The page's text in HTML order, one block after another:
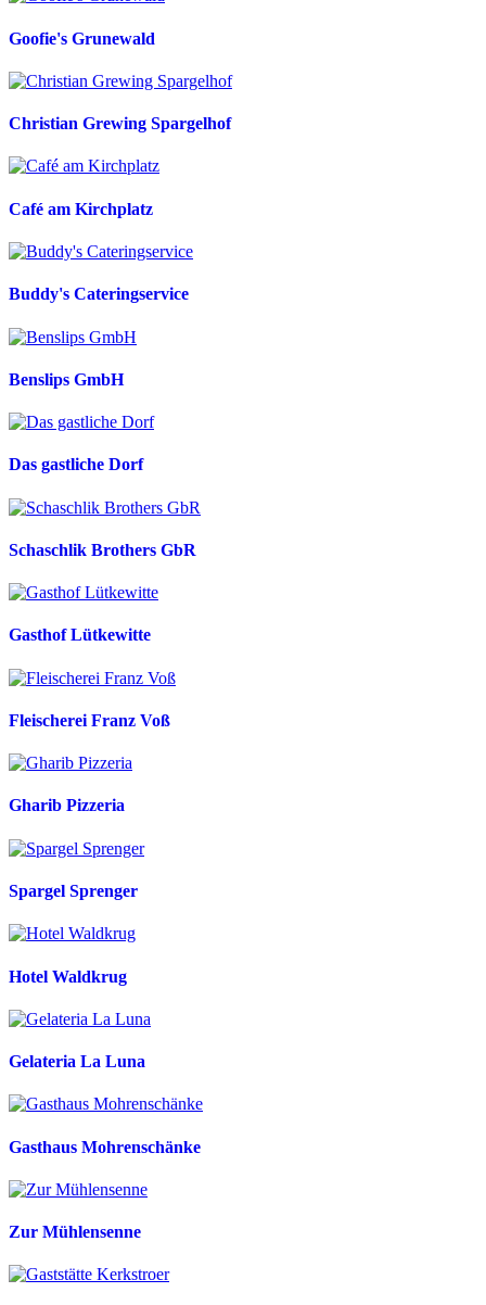
Goofie's Grunewald
Christian Grewing Spargelhof
Café am Kirchplatz
Buddy's Cateringservice
Benslips GmbH
Das gastliche Dorf
Schaschlik Brothers GbR
Gasthof Lütkewitte
Fleischerei Franz Voß
Gharib Pizzeria
Spargel Sprenger
Hotel Waldkrug
Gelateria La Luna
Gasthaus Mohrenschänke
Zur Mühlensenne